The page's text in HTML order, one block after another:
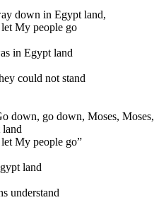
down in Egypt land,
My people go
in Egypt land
could not stand
down, go down, Moses, Moses,
My people go”
land
understand